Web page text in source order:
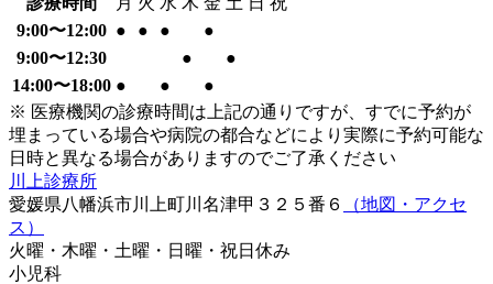
9:00〜12:00 ● ● ●
●
9:00〜12:30
●
●
14:00〜18:00 ● ●
●
※ 医療機関の診療時間は上記の通りですが、すでに予約が
埋まっている場合や病院の都合などにより実際に予約可能な
日時と異なる場合がありますのでご了承ください
川上診療所
愛媛県八幡浜市川上町川名津甲３２５番６
（地図・アクセ
ス）
火曜・木曜・土曜・日曜・祝日 休み
小児科